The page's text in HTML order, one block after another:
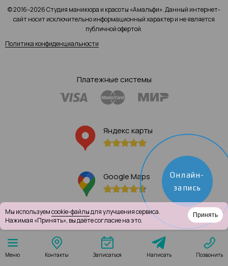
© 2016–2026 Студия маникюра и красоты «Амальфи». Данный интернет-
сайт носит исключительно информационный характер и не является
публичной офертой.
Политика конфиденциальности
Платежные системы
Яндекс карты
Google Maps
Меню Контакты Записаться Написать Позвонить
Онлайн-
запись
Мы используемcookie-файлыдля улучшения сервиса.
Нажимая «Принять», вы даёте согласие на это.
Принять